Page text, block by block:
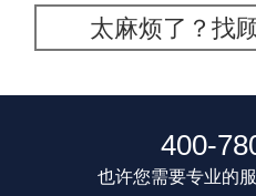
太麻烦了？找
400-
也许您需要专业的